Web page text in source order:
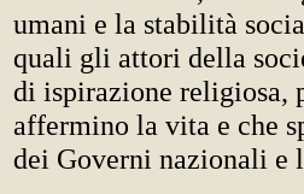
umani e la stabilità
quali gli attori della
di ispirazione religiosa,
affermino la vita e che
dei Governi nazionali e